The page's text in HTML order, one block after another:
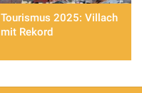
Tourismus 2025: Villach
mit Rekord